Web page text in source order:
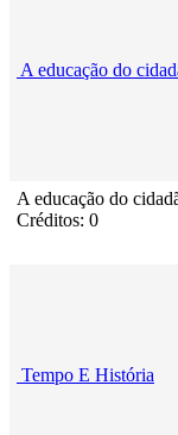
A educação do
A educação do
Créditos: 0
Tempo E História